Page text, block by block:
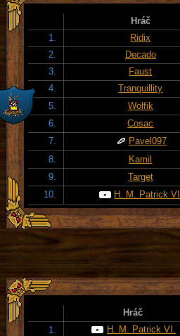
Hráč
1.
Ridix
2.
Decado
3.
Faust
4.
Tranquillity
5.
Wolfik
6.
Cosac
7.
Pavel097
8.
Kamil
9.
Target
10.
H. M. Patrick VI.
Hráč
1.
H. M. Patrick VI.